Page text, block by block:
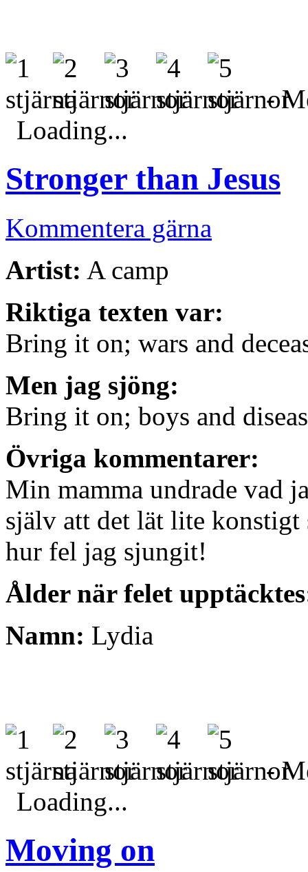
-
Loading...
Stronger than Jesus
Kommentera gärna
Artist: A camp
Riktiga texten var:
Bring it on; wars and
Men jag sjöng:
Bring it on; boys and
Övriga kommentarer:
Min mamma undrade vad
själv att det lät lite konstigt
hur fel jag sjungit!
Ålder när felet
Namn: Lydia
-
Loading...
Moving on